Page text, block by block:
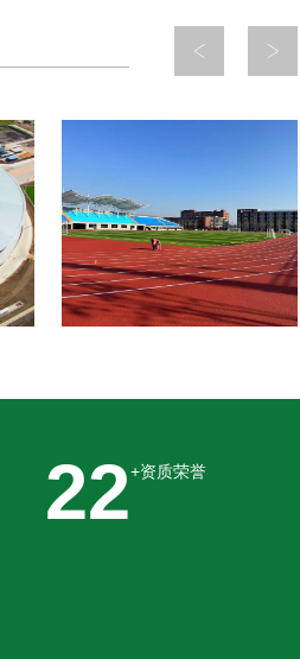
27+资质荣誉